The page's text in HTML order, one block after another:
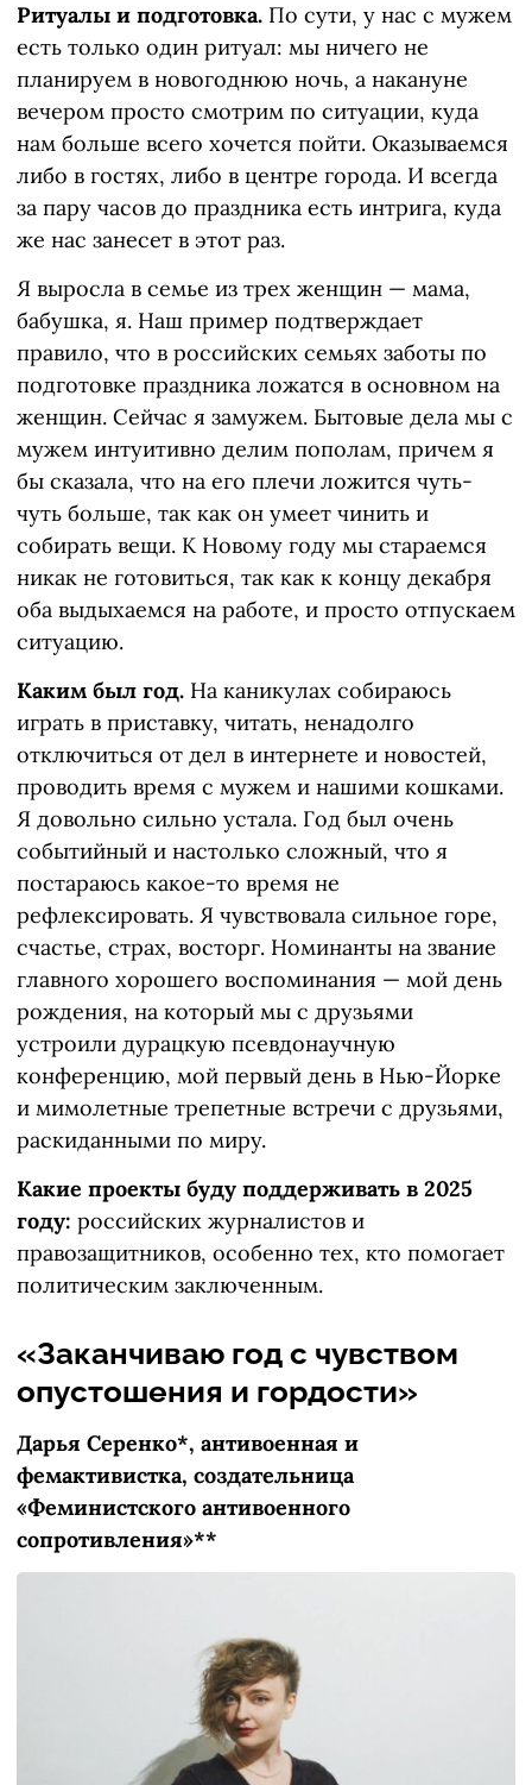
Ритуалы и подготовка. По сути, у нас с мужем
есть только один ритуал: мы ничего не
планируем в новогоднюю ночь, а накануне
вечером просто смотрим по ситуации, куда
нам больше всего хочется пойти. Оказываемся
либо в гостях, либо в центре города. И всегда
за пару часов до праздника есть интрига, куда
же нас занесет в этот раз.
Я выросла в семье из трех женщин — мама,
бабушка, я. Наш пример подтверждает
правило, что в российских семьях заботы по
подготовке праздника ложатся в основном на
женщин. Сейчас я замужем. Бытовые дела мы с
мужем интуитивно делим пополам, причем я
бы сказала, что на его плечи ложится чуть-
чуть больше, так как он умеет чинить и
собирать вещи. К Новому году мы стараемся
никак не готовиться, так как к концу декабря
оба выдыхаемся на работе, и просто отпускаем
ситуацию.
Каким был год. На каникулах собираюсь
играть в приставку, читать, ненадолго
отключиться от дел в интернете и новостей,
проводить время с мужем и нашими кошками.
Я довольно сильно устала. Год был очень
событийный и настолько сложный, что я
постараюсь какое-то время не
рефлексировать. Я чувствовала сильное горе,
счастье, страх, восторг. Номинанты на звание
главного хорошего воспоминания — мой день
рождения, на который мы с друзьями
устроили дурацкую псевдонаучную
конференцию, мой первый день в Нью-Йорке
и мимолетные трепетные встречи с друзьями,
раскиданными по миру.
Какие проекты буду поддерживать в 2025
году: российских журналистов и
правозащитников, особенно тех, кто помогает
политическим заключенным.
«Заканчиваю год с чувством
опустошения и гордости»
Дарья Серенко*, антивоенная и
фемактивистка, создательница
«Феминистского антивоенного
сопротивления»**